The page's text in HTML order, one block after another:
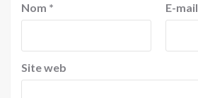
Nom * E-mail
Site web